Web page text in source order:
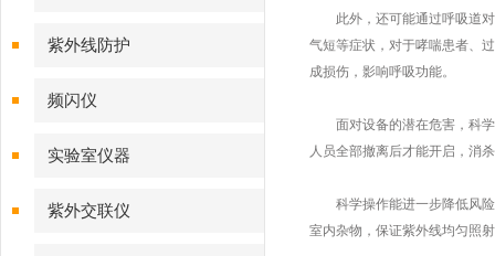
紫外线防护
频闪仪
实验室仪器
紫外交联仪
此外，还可能通过呼吸道对
气短等症状，对于哮喘患者、
成损伤，影响呼吸功能。
面对设备的潜在危害，科学
人员全部撤离后才能开启，消
科学操作能进一步降低风险
室内杂物，保证紫外线均匀照